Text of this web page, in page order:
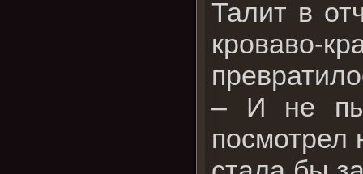
Талит в
– И не
посмотрел